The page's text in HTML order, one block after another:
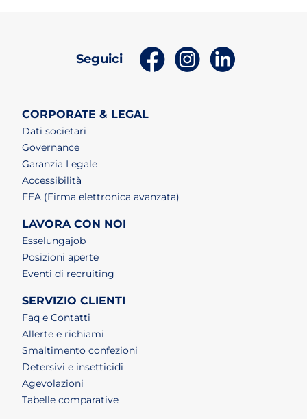
Seguici (apri in un nuovo tab)
(apri in un nuovo
CORPORATE & LEGAL
Dati societari
Governance
Garanzia Legale
Accessibilità
FEA (Firma elettronica avanzata)
LAVORA CON NOI
Esselungajob(apri in un nuovo tab)
Posizioni aperte(apri in un nuovo tab)
Eventi di recruiting
SERVIZIO CLIENTI
Faq e Contatti
Allerte e richiami
Smaltimento confezioni
Detersivi e insetticidi
Agevolazioni
Tabelle comparative